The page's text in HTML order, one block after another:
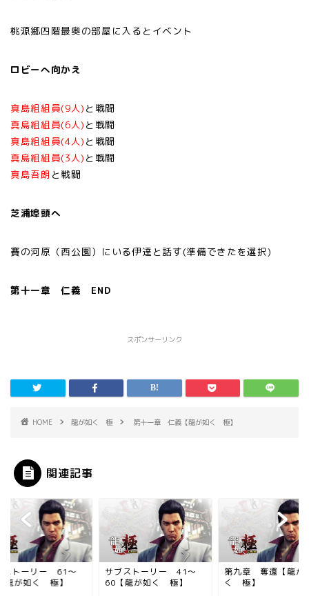
桃源郷四階最奥の部屋に入るとイベント
ロビーへ向かえ
真島組組員(9人) と戦闘
真島組組員(6人) と戦闘
真島組組員(4人) と戦闘
真島組組員(3人) と戦闘
真島吾朗 と戦闘
芝浦埠頭へ
賽の河原（西公園）にいる伊達と話す(準備できたを選択)
第十一章 仁義 END
スポンサーリンク
HOME 龍が如く 極 第十一章 仁義【龍が如く 極】
関連記事
ストーリー 61～
龍が如く 極】
サブストーリー 41～
60【龍が如く 極】
第九章 奪還【龍が
く 極】